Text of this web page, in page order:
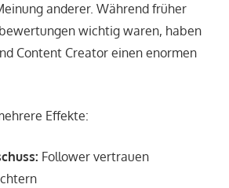
anderer. Während früher
wichtig waren, haben
Content Creator einen enormen
Effekte:
Follower vertrauen